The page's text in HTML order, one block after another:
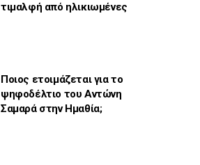
τιμαλφή από ηλικιωμένες
Ποιος ετοιμάζεται για το
ψηφοδέλτιο του Αντώνη
Σαμαρά στην Ημαθία;